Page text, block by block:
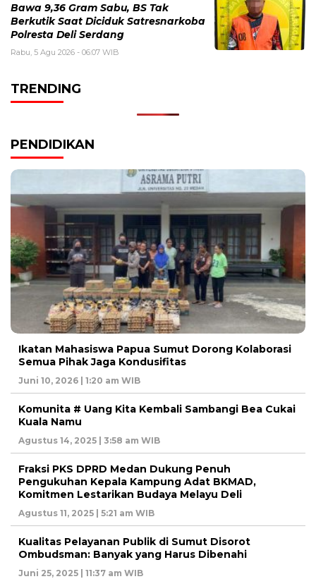
Bawa 9,36 Gram Sabu, BS Tak
Berkutik Saat Diciduk Satresnarkoba
Polresta Deli Serdang
Rabu, 5 Agu 2026 - 06:07 WIB
TRENDING
PENDIDIKAN
Ikatan Mahasiswa Papua Sumut Dorong Kolaborasi
Semua Pihak Jaga Kondusifitas
Juni 10, 2026 | 1:20 am WIB
Komunita # Uang Kita Kembali Sambangi Bea Cukai
Kuala Namu
Agustus 14, 2025 | 3:58 am WIB
Fraksi PKS DPRD Medan Dukung Penuh
Pengukuhan Kepala Kampung Adat BKMAD,
Komitmen Lestarikan Budaya Melayu Deli
Agustus 11, 2025 | 5:21 am WIB
Kualitas Pelayanan Publik di Sumut Disorot
Ombudsman: Banyak yang Harus Dibenahi
Juni 25, 2025 | 11:37 am WIB